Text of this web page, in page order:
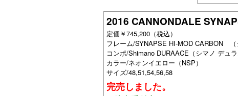
2016 CANNONDALE
定価￥745,200（税込）
フレーム/SYNAPSE HI-MOD CARBON （
コンポ/Shimano DURAACE（シマノ デュ
カラー/ネオンイエロー（NSP）
サイズ/48,51,54,56,58
完売しました。